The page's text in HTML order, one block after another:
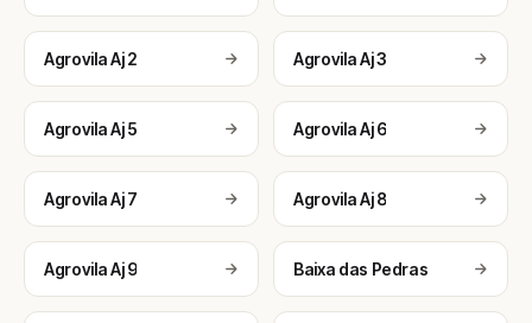
Agrovila Aj 2 Agrovila Aj 3
Agrovila Aj 5 Agrovila Aj 6
Agrovila Aj 7 Agrovila Aj 8
Agrovila Aj 9 Baixa das Pedras